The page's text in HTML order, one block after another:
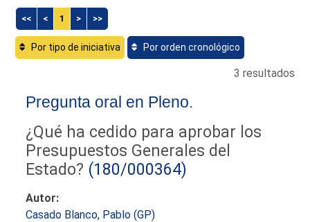
<< < 1 > >>
Por tipo de iniciativa Por orden cronológico
3 resultados
Pregunta oral en Pleno.
¿Qué ha cedido para aprobar los
Presupuestos Generales del
Estado? (180/000364)
Autor:
Casado Blanco, Pablo (GP)